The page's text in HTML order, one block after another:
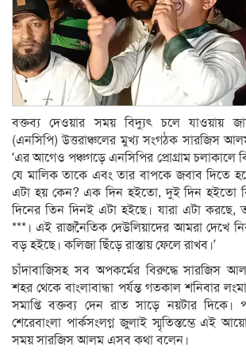
বক্তব্য দেওয়ার সময় বিদ্যুৎ চলে যাওয়ায়
(এনসিপি) উত্তরাঞ্চলের মুখ্য সংগঠক সারজিস
‘এর আগেও পঞ্চগড়ে এনসিপির প্রোগ্রাম চলাকালে
যে মালিক তাকে এবং তার বাপকে জবাব দিতে
এটা হয় কেন? এক দিন হইতো, দুই দিন হইতো
দিনের তিন দিনই এটা হইছে। যারা এটা করছে,
***। এই রাজনৈতিক দেউলিয়াদের আমরা দেখে
বড় হইছে। কলিজা ছিঁড়ে রাস্তায় ফেলে রাখব।’
চাঁদাবাজিসহ সব অপকর্মের বিরুদ্ধে সারজিস
শহর থেকে বাংলাবান্ধা পর্যন্ত গতকাল শনিবার
সমাপ্তি বক্তব্য দেন রাত সাড়ে নয়টার দিকে।
শেরেবাংলা পার্কসংলগ্ন জুলাই স্মৃতিস্তম্ভে এই
সময় সারজিস আলম এসব কথা বলেন।